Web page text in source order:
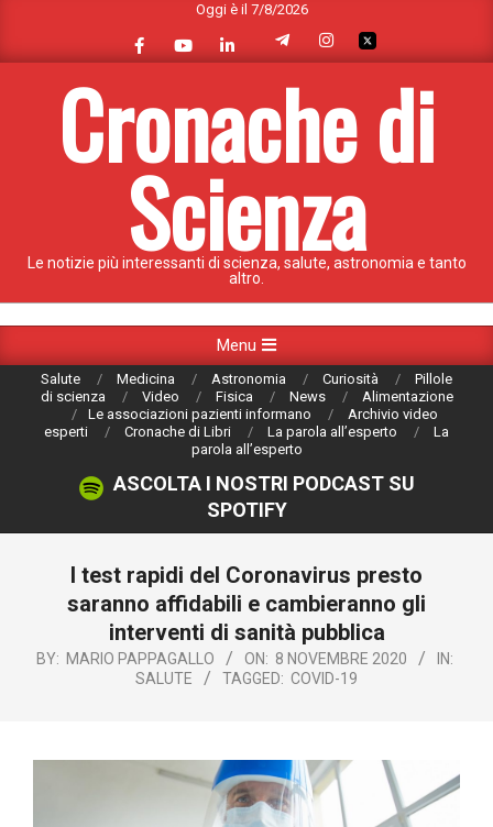
content
Oggi è il 7/8/2026
Cronache di
Scienza
Le notizie più interessanti di scienza, salute, astronomia e tanto
altro.
Navigation
Menu
Salute Medicina Astronomia Curiosità
Pillole
di scienza
Video Fisica News
Alimentazione
Le associazioni pazienti informano
Archivio video
esperti
Cronache di Libri La parola all’esperto
La
parola all’esperto
ASCOLTA I NOSTRI PODCAST SU
SPOTIFY
I test rapidi del Coronavirus presto
saranno affidabili e cambieranno gli
interventi di sanità pubblica
BY: MARIO PAPPAGALLO ON: 8 NOVEMBRE 2020
IN:
SALUTE
TAGGED: COVID-19